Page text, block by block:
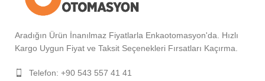
Aradığın Ürün İnanılmaz Fiyatlarla Enkaotomasyon'da. Hızlı
Kargo Uygun Fiyat ve Taksit Seçenekleri Fırsatları Kaçırma.
Telefon: +90 543 557 41 41